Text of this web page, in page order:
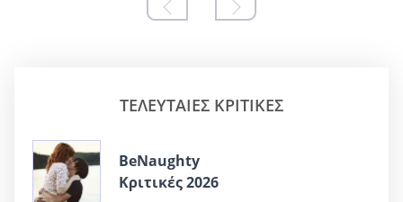
ΤΕΛΕΥΤΑΊΕΣ ΚΡΙΤΙΚΈΣ
BeNaughty
Κριτικές 2026